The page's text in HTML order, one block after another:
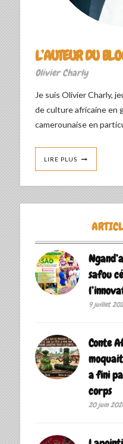
L’AUTEUR DU
Olivier Charly
Je suis Olivier Charly,
de culture africaine en
camerounaise en
LIRE PLUS
safou
9 juillet
Conte
a fini
corps
20 juin